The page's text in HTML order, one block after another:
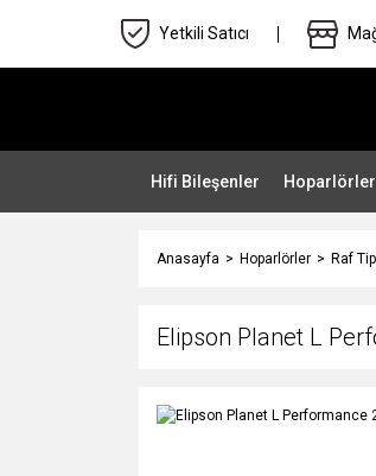
Yetkili Satıcı
Hifi Bileşenler Hoparlörler
Anasayfa Hoparlörler Raf
Elipson Planet L